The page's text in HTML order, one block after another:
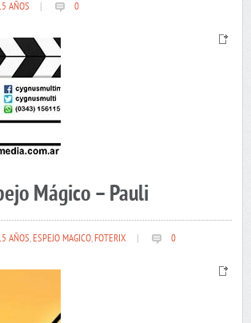
AÑOS 0
Mágico – Pauli
AÑOS,ESPEJO MAGICO,FOTERIX 0